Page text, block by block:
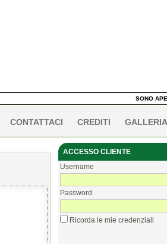
SONO
CONTATTACI CREDITI GALLERIA
ACCESSO CLIENTE
Username
Password
Ricorda le mie credenziali